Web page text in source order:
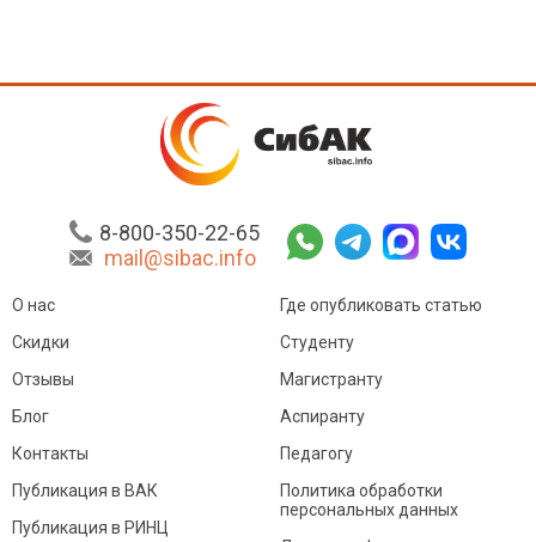
8-800-350-22-65
mail@sibac.info
О нас
Скидки
Отзывы
Блог
Контакты
Где опубликовать статью
Студенту
Магистранту
Аспиранту
Педагогу
Публикация в ВАК
Публикация в РИНЦ
Политика обработки
персональных данных